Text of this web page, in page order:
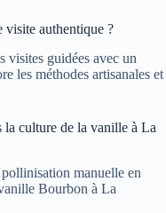
authentique ?
visites guidées avec un
les méthodes artisanales et
culture de la vanille à La
manuelle en
Bourbon à La